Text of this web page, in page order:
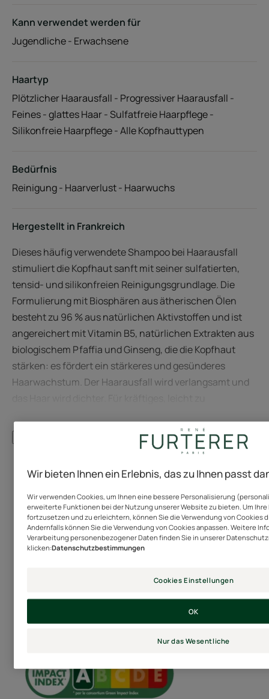
Kann verwendet werden für
Jugendliche - Erwachsene
Haartyp
Plötzlicher Haarausfall - Progressiver Haarausfall -
Feines - glattes Haar - Sulfatfreie Haarpflege -
Silikonfreie Haarpflege - Alle Kopfhauttypen
Bedürfnis
Reinigung - Haarverlust - Haarwuchs
Hergestellt in Frankreich
Dieses häufig verwendete Shampoo bei Haarausfall
stimuliert die Kopfhaut sanft mit seiner sulfatierten,
tensid- und silikonfreien Reinigungsgrundlage. Die
Formulierung mit Biosphären aus ätherischen Ölen
besteht zu 96 % aus natürlichen Aktivstoffen und ist
angereichert mit Vitamin B5, natürlichen Extrakten aus
biologischem Pfaffia und Ginseng, die die Kopfhaut
stärken: es fördert ein stärkeres und gesünderes
Haarwachstum. Der Haarausfall wird verlangsamt und
bei Haarausfall für Männer und Frauen.
EIN PAAR WORTE VON UNSEREM EXPERTEN
diese charakteristische
Formulierung von René Furterer
Technologie, Identität,
Kompetenz und Sinnlichkeit in
einem einzigen Produkt.
Sozio-ökologische
Auswirkungen des Produkts
Der Green Impact Index ist ein Instrument, das die
ökologischen und gesellschaftlichen Auswirkungen von
Methodik der AFNOR Spec 2215 basiert. Es wurde dank der
Vereinigungen entwickelt und bewertet Ihre Produkte anhand
von mehr als 50 Kriterien für noch mehr Transparenz! Zum
Verständnis des Green Impact Index
Wir bieten Ihnen ein Erlebnis, das zu Ihnen passt
Wir verwenden Cookies, um Ihnen eine bessere Personalisierung
erweiterte Funktionen bei der Nutzung unserer Website zu bieten. Um
fortzusetzen und zu erleichtern, können Sie die Verwendung von Cookies
Andernfalls können Sie die Verwendung von Cookies anpassen. Weitere
Verarbeitung personenbezogener Daten finden Sie in unserer
klicken:Datenschutzbestimmungen
Cookies Einstellungen
Nur das Wesentliche
OK